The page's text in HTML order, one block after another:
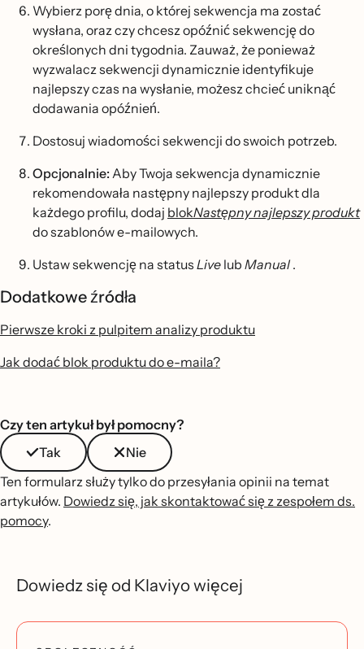
Wybierz porę dnia, o której sekwencja ma zostać
wysłana, oraz czy chcesz opóźnić sekwencję do
określonych dni tygodnia. Zauważ, że ponieważ
wyzwalacz sekwencji dynamicznie identyfikuje
najlepszy czas na wysłanie, możesz chcieć uniknąć
dodawania opóźnień.
Dostosuj wiadomości sekwencji do swoich potrzeb.
Opcjonalnie:Aby Twoja sekwencja dynamicznie
rekomendowała następny najlepszy produkt dla
każdego profilu, dodaj blokNastępny najlepszy produkt
do szablonów e-mailowych.
Ustaw sekwencję na status Live lub Manual.
Dodatkowe źródła
Pierwsze kroki z pulpitem analizy produktu
Jak dodać blok produktu do e-maila?
Czy ten artykuł był pomocny?
Tak
Nie
Ten formularz służy tylko do przesyłania opinii na temat
artykułów. Dowiedz się, jak skontaktować się z zespołem ds.
pomocy.
Dowiedz się od Klaviyo więcej